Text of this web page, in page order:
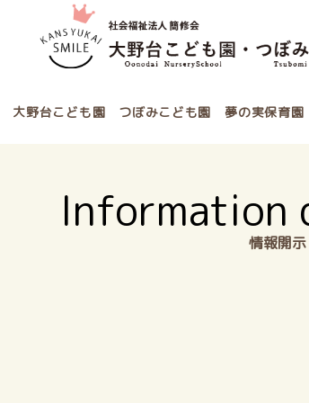
大野台こども園 つぼみこども園 夢の実保育園
Information
情報開示